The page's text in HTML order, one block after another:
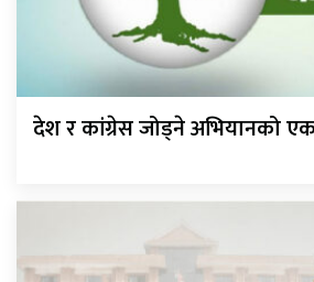
देश र कांग्रेस जोड्ने अभियानको